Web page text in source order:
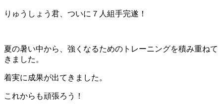
りゅうしょう君、ついに７人組手完遂！
夏の暑い中から、強くなるためのトレーニングを積み重ねて
きました。
着実に成果が出てきました。
これからも頑張ろう！